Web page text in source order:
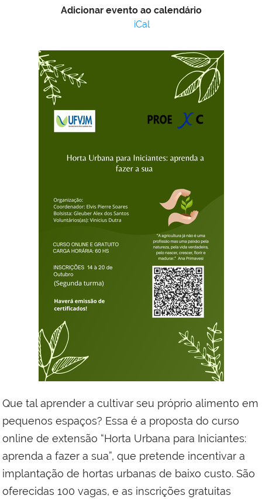
Adicionar evento ao calendário
iCal
Que tal aprender a cultivar seu próprio alimento em
pequenos espaços? Essa é a proposta do curso
online de extensão “Horta Urbana para Iniciantes:
aprenda a fazer a sua”, que pretende incentivar a
implantação de hortas urbanas de baixo custo. São
oferecidas 100 vagas, e as inscrições gratuitas